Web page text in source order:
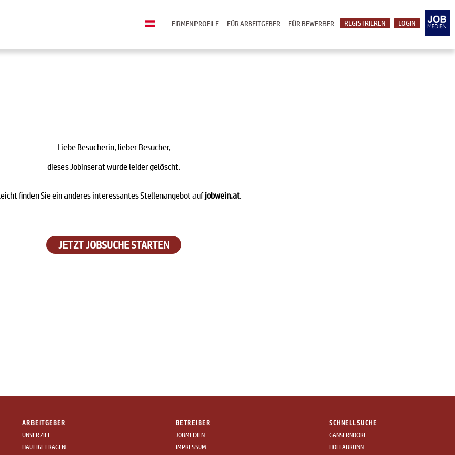
LOGIN
REGISTRIEREN
FÜR BEWERBER
FÜR ARBEITGEBER
FIRMENPROFILE
Liebe Besucherin, lieber Besucher,
dieses Jobinserat wurde leider gelöscht.
finden Sie ein anderes interessantes Stellenangebot aufjobwein.at
JETZT JOBSUCHE STARTEN
ARBEITGEBER
UNSER ZIEL
HÄUFIGE FRAGEN
BETREIBER
JOBMEDIEN
IMPRESSUM
SCHNELLSUCHE
GÄNSERNDORF
HOLLABRUNN